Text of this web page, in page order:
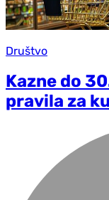
Društvo
Kazne do
pravila za